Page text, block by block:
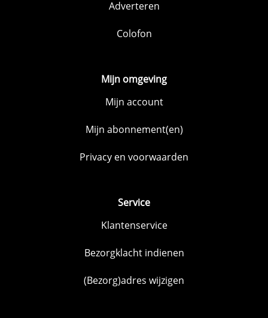
Adverteren
Colofon
Mijn omgeving
Mijn account
Mijn abonnement(en)
Privacy en voorwaarden
Service
Klantenservice
Bezorgklacht indienen
(Bezorg)adres wijzigen